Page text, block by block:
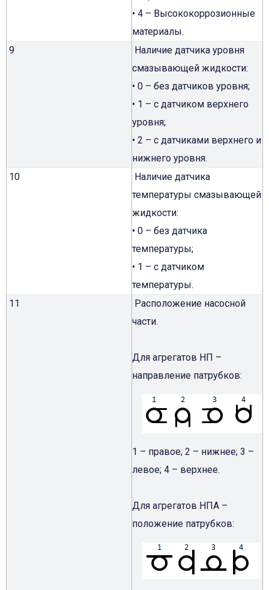
• 4 – Высококоррозионные
материалы.
9
Наличие датчика уровня
смазывающей жидкости:
• 0 – без датчиков уровня;
• 1 – с датчиком верхнего
уровня;
• 2 – с датчиками верхнего и
нижнего уровня.
10
Наличие датчика
температуры смазывающей
жидкости:
• 0 – без датчика
температуры;
• 1 – с датчиком
температуры.
11
Расположение насосной
части.
Для агрегатов НП –
направление патрубков:
1 – правое; 2 – нижнее; 3 –
левое; 4 – верхнее.
Для агрегатов НПА –
положение патрубков: